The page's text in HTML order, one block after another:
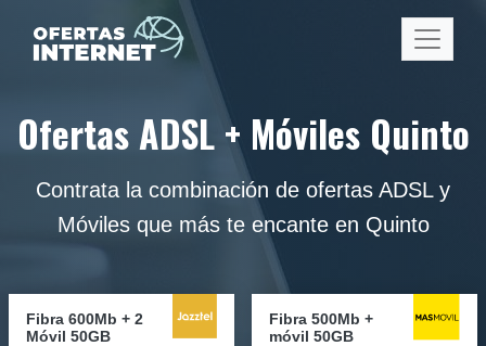
Ofertas ADSL + Móviles Quinto
Contrata la combinación de ofertas ADSL y
Móviles que más te encante en Quinto
Fibra 600Mb + 2
Móvil 50GB
Fibra 500Mb +
móvil 50GB